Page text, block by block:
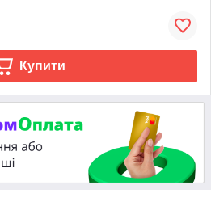
Купити